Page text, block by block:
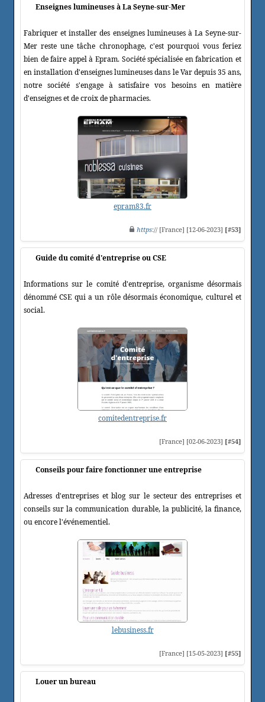
Enseignes lumineuses à La Seyne-sur-Mer
Fabriquer et installer des enseignes lumineuses à La Seyne-sur-
Mer reste une tâche chronophage, c'est pourquoi vous feriez
bien de faire appel à Epram. Société spécialisée en fabrication et
en installation d'enseignes lumineuses dans le Var depuis 35 ans,
notre société s'engage à satisfaire vos besoins en matière
d'enseignes et de croix de pharmacies.
epram83.fr
https:// [France] [12-06-2023] [#53]
Guide du comité d'entreprise ou CSE
Informations sur le comité d'entreprise, organisme désormais
dénommé CSE qui a un rôle désormais économique, culturel et
social.
comitedentreprise.fr
[France] [02-06-2023] [#54]
Conseils pour faire fonctionner une entreprise
Adresses d'entreprises et blog sur le secteur des entreprises et
conseils sur la communication durable, la publicité, la finance,
ou encore l'événementiel.
lebusiness.fr
[France] [15-05-2023] [#55]
Louer un bureau